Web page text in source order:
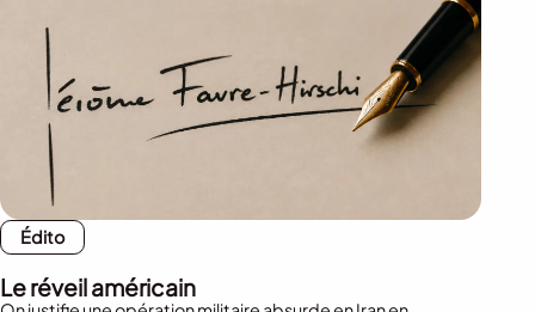
Édito
Le réveil américain